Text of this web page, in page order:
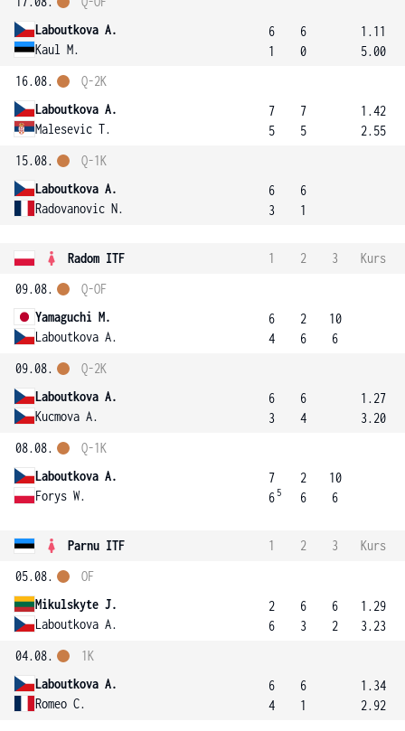
Laboutkova A.
Kaul M.
6
1
6
0
1.11
5.00
16.08.
Laboutkova A.
Malesevic T.
Q-2K
7
5
7
5
1.42
2.55
15.08.
Laboutkova A.
Radovanovic N.
Q-1K
6
3
6
1
Radom ITF 1 2 3
Kurs
09.08.
Yamaguchi M.
Laboutkova A.
Q-OF
6
4
2
6
10
6
09.08.
Laboutkova A.
Kucmova A.
Q-2K
6
3
6
4
1.27
3.20
08.08.
Laboutkova A.
Forys W.
Q-1K
7
6 5
2
6
10
6
Parnu ITF 1 2 3
Kurs
05.08.
Mikulskyte J.
Laboutkova A.
OF
2
6
6
3
6
2
1.29
3.23
04.08.
Laboutkova A.
Romeo C.
1K
6
4
6
1
1.34
2.92